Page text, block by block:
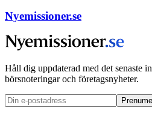
Nyemissioner.se
Håll dig uppdaterad med det senaste
börsnoteringar och företagsnyheter.